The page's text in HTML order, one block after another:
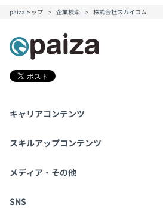
paizaトップ 企業検索 株式会社スカイコム
キャリアコンテンツ
転職・キャリア
スキルアップコンテンツ
学習
メディア・その他
Tech Team Journal
SNS